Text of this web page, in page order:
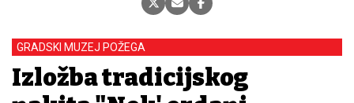
GRADSKI MUZEJ POŽEGA
Izložba tradicijskog